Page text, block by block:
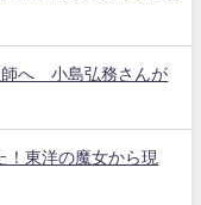
師へ 小島弘務さんが
！東洋の魔女から現